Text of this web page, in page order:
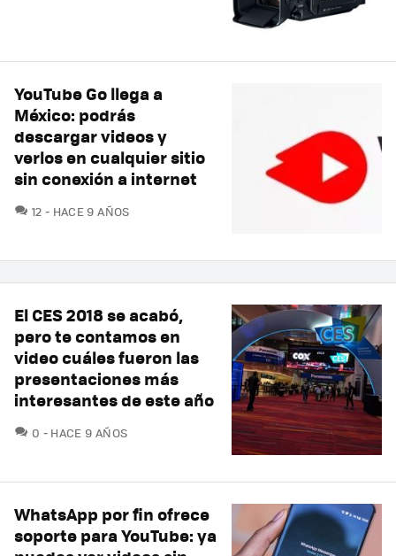
YouTube Go llega a
México: podrás
descargar videos y
verlos en cualquier sitio
sin conexión a internet
12 COMENTARIOS
HACE 9 AÑOS
El CES 2018 se acabó,
pero te contamos en
video cuáles fueron las
presentaciones más
interesantes de este año
0 COMENTARIOS
HACE 9 AÑOS
WhatsApp por fin ofrece
soporte para YouTube: ya